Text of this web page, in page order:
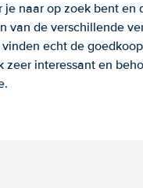
naar op zoek bent en
van de verschillende
echt de
zeer interessant en